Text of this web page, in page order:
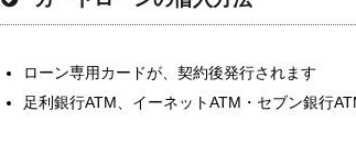
ローン専用カードが、契約後発行されます
足利銀行ATM、イーネットATM・セブン銀行